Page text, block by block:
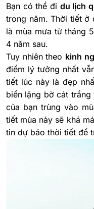
Bạn có thể đi du lịch
trong năm. Thời tiết ở
là mùa mưa từ tháng
4 năm sau.
Tuy nhiên theo kinh
điểm lý tưởng nhất
tiết lúc này là đẹp
biển lặng bờ cát trắng
của bạn trùng vào
tiết mùa này sẽ khá
tin dự báo thời tiết để